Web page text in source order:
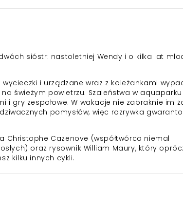
sióstr: nastoletniej Wendy i o kilka lat
i urządzane wraz z koleżankami
świeżym powietrzu. Szaleństwa w
i gry zespołowe. W wakacje nie zabraknie im
pomysłów, więc rozrywka
Cazenove (współtwórca niemal
oraz rysownik William Maury, który
kilku innych cykli.